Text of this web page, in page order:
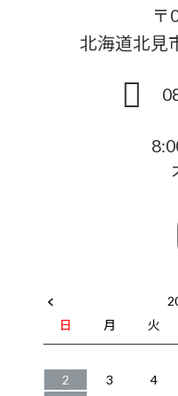
〒
北海道北見
日
月 火
2
3 4